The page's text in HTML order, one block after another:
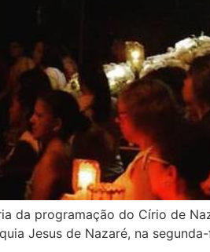
da programação do Círio de
Jesus de Nazaré, na